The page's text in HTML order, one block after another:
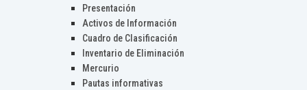
Presentación
Activos de Información
Cuadro de Clasificación
Inventario de Eliminación
Mercurio
Pautas informativas